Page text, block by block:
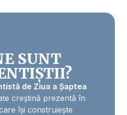
SUNT
de Ziua a Șaptea
creștină prezentă în
își construiește